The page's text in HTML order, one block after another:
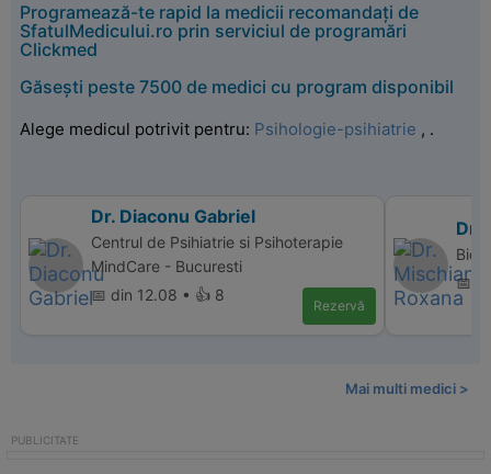
Programează-te rapid la medicii recomandați de
SfatulMedicului.ro prin serviciul de programări
Clickmed
Găsești peste 7500 de medici cu program disponibil
Alege medicul potrivit pentru: Psihologie-psihiatrie , .
Dr. Diaconu Gabriel
Centrul de Psihiatrie si Psihoterapie
MindCare - Bucuresti
📅 din 12.08 • 👍 8
Rezervă
Dr.
Bio
📅
Mai multi medici >